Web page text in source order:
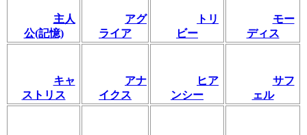
主人
公(記憶)
アグ
ライア
トリ
ビー
モー
ディス
キャ
ストリス
アナ
イクス
ヒア
ンシー
サフ
ェル